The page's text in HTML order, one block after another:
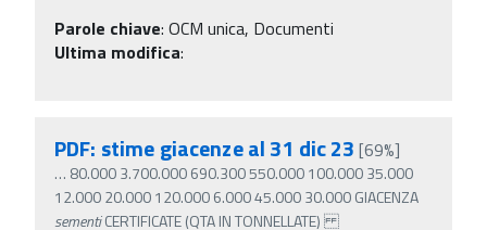
Parole chiave: OCM unica, Documenti
Ultima modifica:
PDF: stime giacenze al 31 dic 23 [69%]
… 80.000 3.700.000 690.300 550.000 100.000 35.000
12.000 20.000 120.000 6.000 45.000 30.000 GIACENZA
sementiCERTIFICATE (QTA IN TONNELLATE)